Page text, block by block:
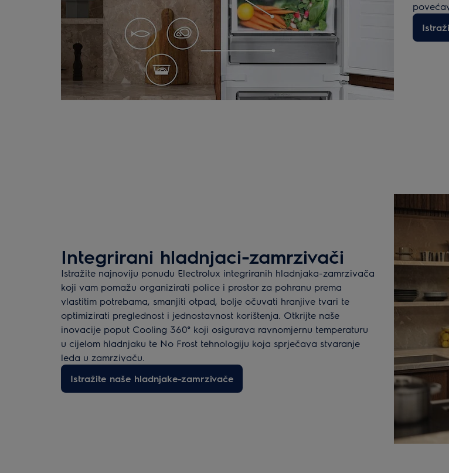
Integrirani hladnjaci-zamrzivači
Istražite najnoviju ponudu Electrolux integriranih hladnjaka-zamrzivača
koji vam pomažu organizirati police i prostor za pohranu prema
vlastitim potrebama, smanjiti otpad, bolje očuvati hranjive tvari te
optimizirati preglednost i jednostavnost korištenja. Otkrijte naše
inovacije poput Cooling 360° koji osigurava ravnomjernu temperaturu
u cijelom hladnjaku te No Frost tehnologiju koja sprječava stvaranje
leda u zamrzivaču.
Istražite naše hladnjake-zamrzivače